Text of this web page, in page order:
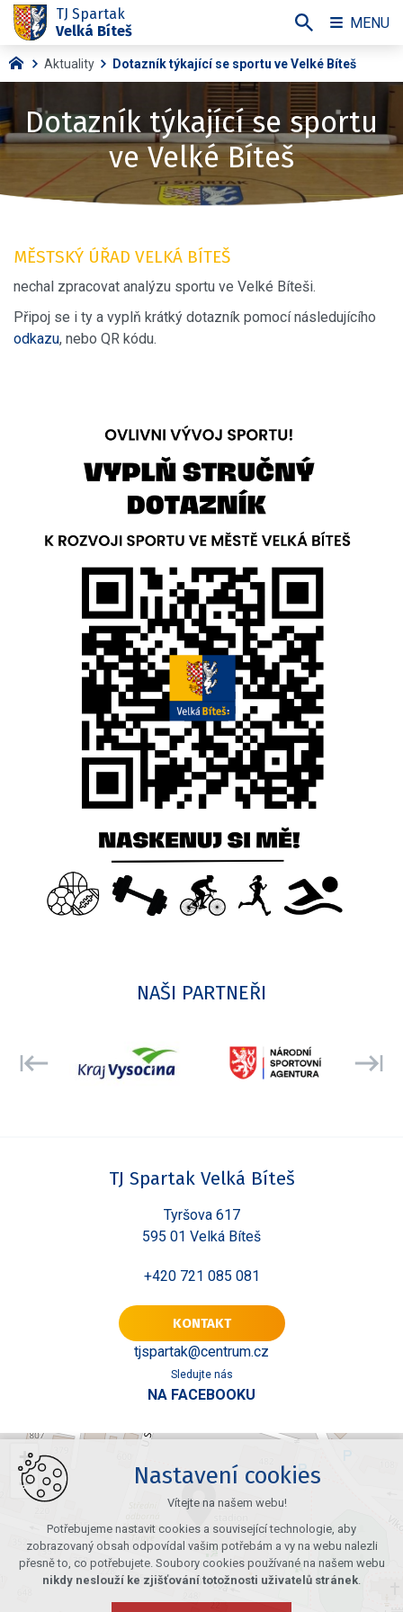
Aktuality Dotazník týkající se sportu ve Velké Bíteš
Dotazník týkající se sportu
ve Velké Bíteš
MĚSTSKÝ ÚŘAD VELKÁ BÍTEŠ
nechal zpracovat analýzu sportu ve Velké Bíteši.
Připoj se i ty a vyplň krátký dotazník pomocí následujícího
odkazu, nebo QR kódu.
NAŠI PARTNEŘI
TJ Spartak Velká Bíteš
Tyršova 617
595 01 Velká Bíteš
+420 721 085 081
KONTAKT
tjspartak@centrum.cz
Sledujte nás
NA FACEBOOKU
+
−
TJ Spartak
Velká Bíteš
MENU
Nastavení cookies
Vítejte na našem webu!
Potřebujeme nastavit cookies a související technologie, aby
zobrazovaný obsah odpovídal vašim potřebám a vy na webu nalezli
přesně to, co potřebujete. Soubory cookies používané na našem webu
nikdy neslouží ke zjišťování totožnosti uživatelů stránek.